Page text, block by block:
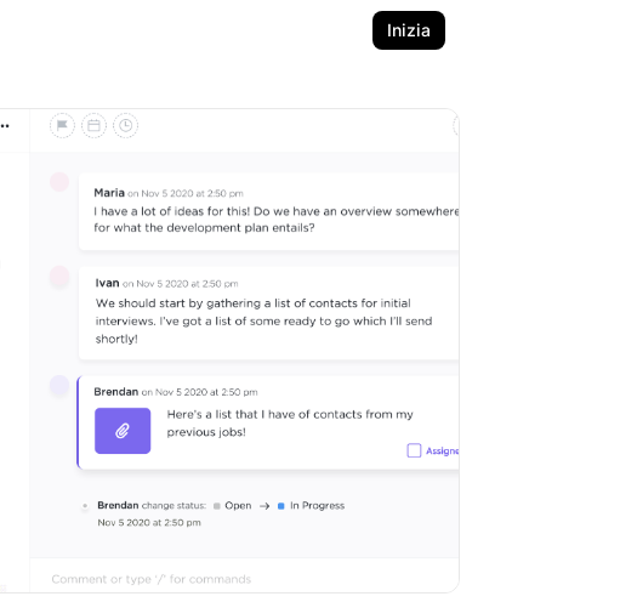
Inizia